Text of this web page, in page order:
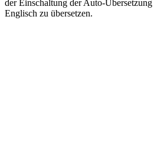
der Einschaltung der Auto-Übersetzung
Englisch zu übersetzen.